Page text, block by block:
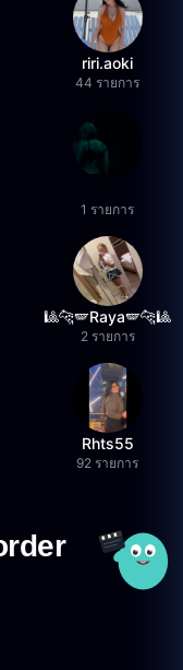
riri.aoki
44 รายการ
1 รายการ
🎱🐆🪽Raya🪽🐆🎱
2 รายการ
Rhts55
92 รายการ